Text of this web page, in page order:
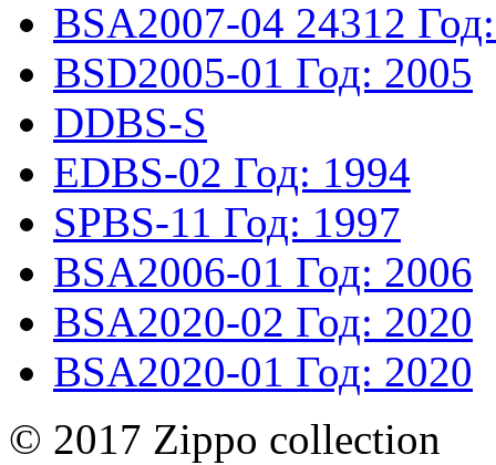
BSA2007-04 24312
BSD2005-01 Год: 2005
DDBS-S
EDBS-02 Год: 1994
SPBS-11 Год: 1997
BSA2006-01 Год: 2006
BSA2020-02 Год: 2020
BSA2020-01 Год: 2020
© 2017 Zippo collection